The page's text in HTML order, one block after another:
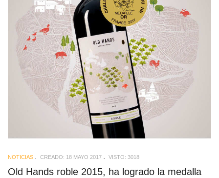
NOTICIAS CREADO: 18 MAYO 2017 VISTO: 3018
Old Hands roble 2015, ha logrado la medalla